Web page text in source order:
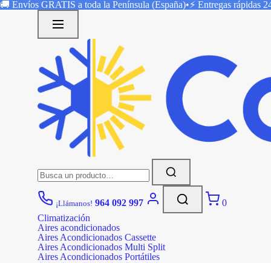
Saltar
🚚 Envíos GRATIS a toda la Península (España)•⚡ Entregas rápidas
¡Llámanos! 964 092 997
0
Climatización
Aires acondicionados
Aires Acondicionados Cassette
Aires Acondicionados Multi Split
Aires Acondicionados Portátiles